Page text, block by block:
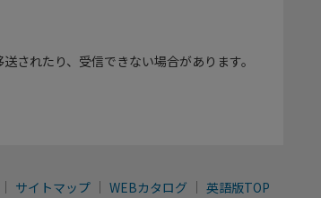
されたり、受信できない場合があります。
サイトマップ WEBカタログ 英語版TOP